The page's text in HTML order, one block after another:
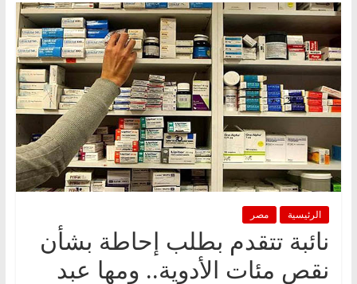
الرئيسية مصر
نائبة تتقدم بطلب إحاطة بشأن
نقص مئات الأدوية.. ومها عبد